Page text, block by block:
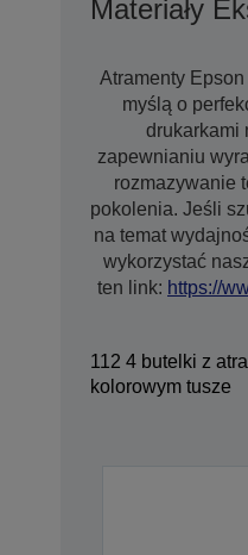
Materiały
Atramenty Epson
myślą o
drukarkami
zapewnianiu
rozmazywanie
pokolenia. Jeśli
na temat
wykorzystać
ten link: https://
112 4 butelki z
kolorowym tusze